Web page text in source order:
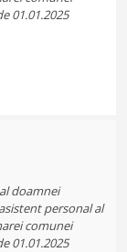
01.01.2025
doamnei
personal al
comunei
01.01.2025